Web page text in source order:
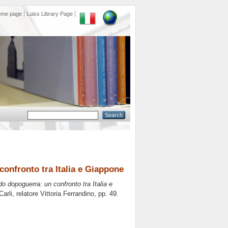
page Luiss Library Page
tra Italia e Giappone
dopoguerra: un confronto tra Italia e
relatore Vittoria Ferrandino, pp. 49.